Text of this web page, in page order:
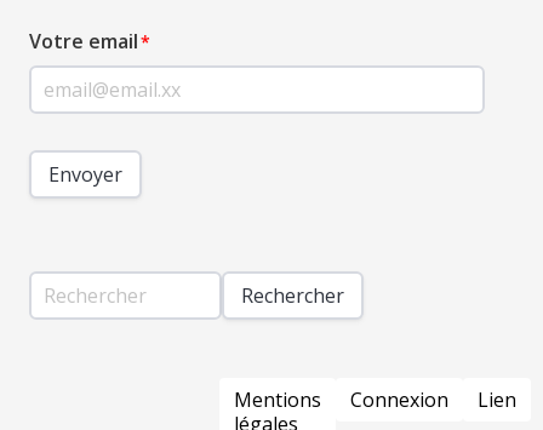
Votre email
Envoyer
Rechercher
PIED
DEMentions
légales
Connexion Lien